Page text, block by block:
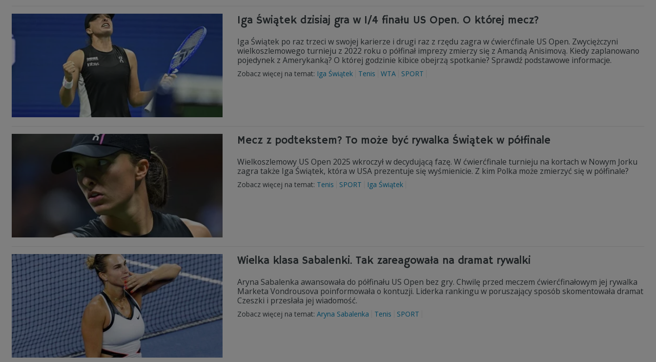
Iga Świątek dzisiaj gra w 1/4 finału US Open. O której mecz?
Iga Świątek po raz trzeci w swojej karierze i drugi raz z rzędu zagra w ćwierćfinale US Open. Zwyciężczyni
wielkoszlemowego turnieju z 2022 roku o półfinał imprezy zmierzy się z Amandą Anisimovą. Kiedy zaplanowano
pojedynek z Amerykanką? O której godzinie kibice obejrzą spotkanie? Sprawdź podstawowe informacje.
Zobacz więcej na temat: Iga Świątek Tenis WTA SPORT
Mecz z podtekstem? To może być rywalka Świątek w półfinale
Wielkoszlemowy US Open 2025 wkroczył w decydującą fazę. W ćwierćfinale turnieju na kortach w Nowym Jorku
zagra także Iga Świątek, która w USA prezentuje się wyśmienicie. Z kim Polka może zmierzyć się w półfinale?
Zobacz więcej na temat: Tenis SPORT Iga Świątek
Wielka klasa Sabalenki. Tak zareagowała na dramat rywalki
Aryna Sabalenka awansowała do półfinału US Open bez gry. Chwilę przed meczem ćwierćfinałowym jej rywalka
Marketa Vondrousova poinformowała o kontuzji. Liderka rankingu w poruszający sposób skomentowała dramat
Czeszki i przesłała jej wiadomość.
Zobacz więcej na temat: Aryna Sabalenka Tenis SPORT